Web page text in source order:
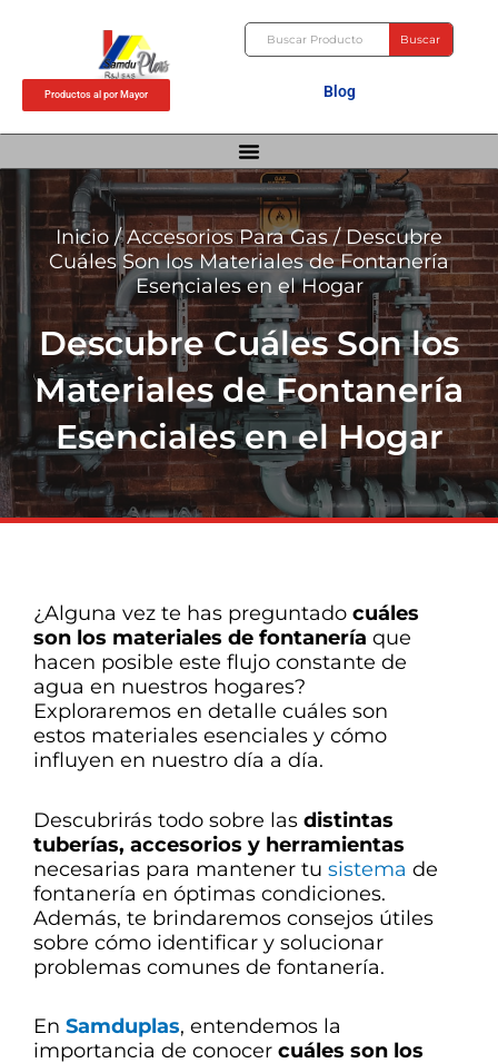
Buscar Buscar
Productos al por Mayor Blog
Inicio /Accesorios Para Gas/ Descubre
Cuáles Son los Materiales de Fontanería
Esenciales en el Hogar
Descubre Cuáles Son los
Materiales de Fontanería
Esenciales en el Hogar
¿Alguna vez te has preguntado cuáles
son los materiales de fontanería que
hacen posible este flujo constante de
agua en nuestros hogares?
Exploraremos en detalle cuáles son
estos materiales esenciales y cómo
influyen en nuestro día a día.
Descubrirás todo sobre las distintas
tuberías, accesorios y herramientas
necesarias para mantener tu sistema de
fontanería en óptimas condiciones.
Además, te brindaremos consejos útiles
sobre cómo identificar y solucionar
problemas comunes de fontanería.
En Samduplas, entendemos la
importancia de conocer cuáles son los